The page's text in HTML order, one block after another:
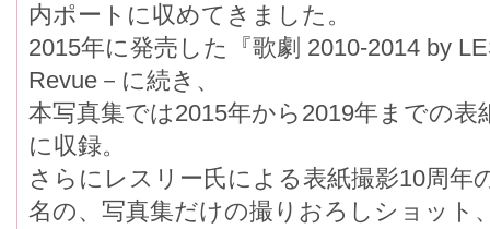
内ポートに収めてきました。
2015年に発売した『歌劇 2010-2014 by
Revue－に続き、
本写真集では2015年から2019年までの
に収録。
さらにレスリー氏による表紙撮影10周年
名の、写真集だけの撮りおろしショット